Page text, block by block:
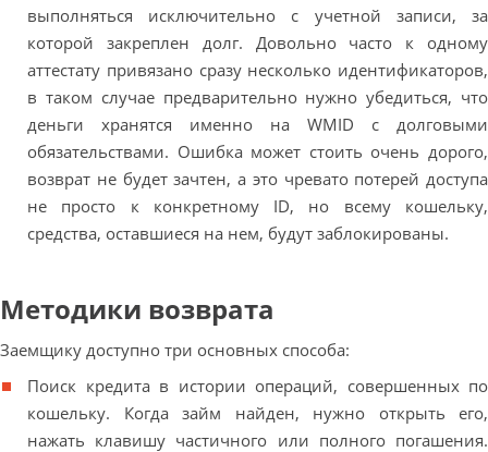
выполняться исключительно с учетной записи, за
которой закреплен долг. Довольно часто к одному
аттестату привязано сразу несколько идентификаторов,
в таком случае предварительно нужно убедиться, что
деньги хранятся именно на WMID с долговыми
обязательствами. Ошибка может стоить очень дорого,
возврат не будет зачтен, а это чревато потерей доступа
не просто к конкретному ID, но всему кошельку,
средства, оставшиеся на нем, будут заблокированы.
Методики возврата
Заемщику доступно три основных способа:
Поиск кредита в истории операций, совершенных по
кошельку. Когда займ найден, нужно открыть его,
нажать клавишу частичного или полного погашения.